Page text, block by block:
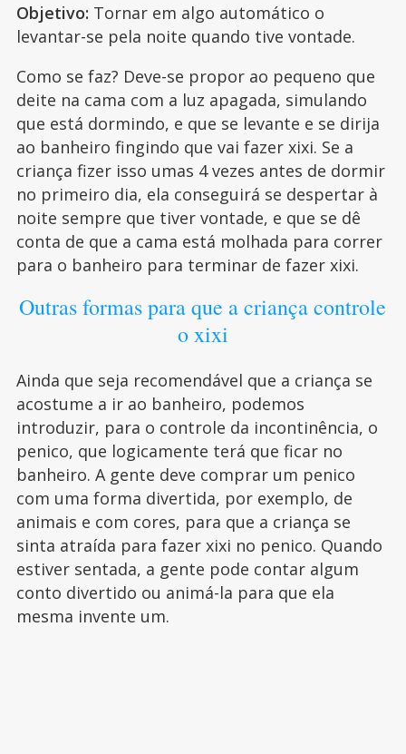
Objetivo: Tornar em algo automático o
levantar-se pela noite quando tive vontade.
Como se faz? Deve-se propor ao pequeno que
deite na cama com a luz apagada, simulando
que está dormindo, e que se levante e se dirija
ao banheiro fingindo que vai fazer xixi. Se a
criança fizer isso umas 4 vezes antes de dormir
no primeiro dia, ela conseguirá se despertar à
noite sempre que tiver vontade, e que se dê
conta de que a cama está molhada para correr
para o banheiro para terminar de fazer xixi.
Outras formas para que a criança controle
o xixi
Ainda que seja recomendável que a criança se
acostume a ir ao banheiro, podemos
introduzir, para o controle da incontinência, o
penico, que logicamente terá que ficar no
banheiro. A gente deve comprar um penico
com uma forma divertida, por exemplo, de
animais e com cores, para que a criança se
sinta atraída para fazer xixi no penico. Quando
estiver sentada, a gente pode contar algum
conto divertido ou animá-la para que ela
mesma invente um.